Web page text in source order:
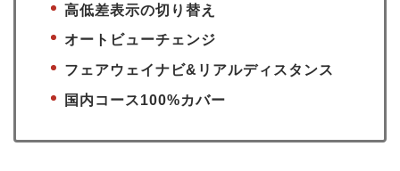
高低差表示の切り替え
オートビューチェンジ
フェアウェイナビ&リアルディスタンス
国内コース100%カバー